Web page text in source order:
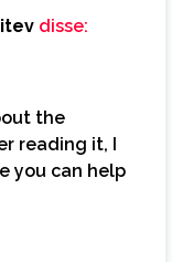
disse:
the
reading it, I
you can help